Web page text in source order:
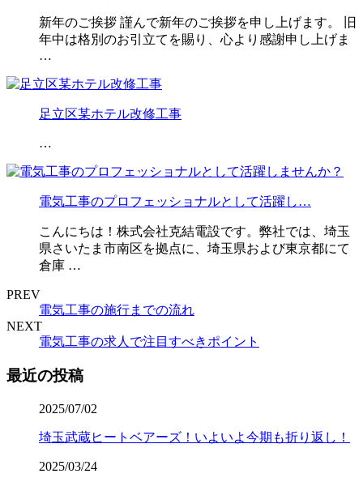
新年のご挨拶 謹んで新年のご挨拶を申し上げます。 旧
年中は格別のお引立てを賜り、心より感謝申し上げま
…
足立区某ホテル改修工事
…
電気工事のプロフェッショナルとして活躍し…
こんにちは！株式会社克結電設です。弊社では、埼玉
県さいたま市南区を拠点に、埼玉県および東京都にて
倉庫 …
PREV
電気工事の施行までの流れ
NEXT
電気工事の求人で注目すべきポイント
最近の投稿
2025/07/02
埼玉武蔵ヒートベアーズ！いよいよ今期も折り返し！
2025/03/24